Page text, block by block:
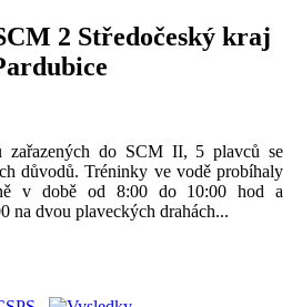
2 Středočeský kraj
zařazených do SCM II, 5 plavců se
důvodů. Tréninky ve vodě probíhaly
v době od 8:00 do 10:00 hod a
na dvou plaveckých drahách...